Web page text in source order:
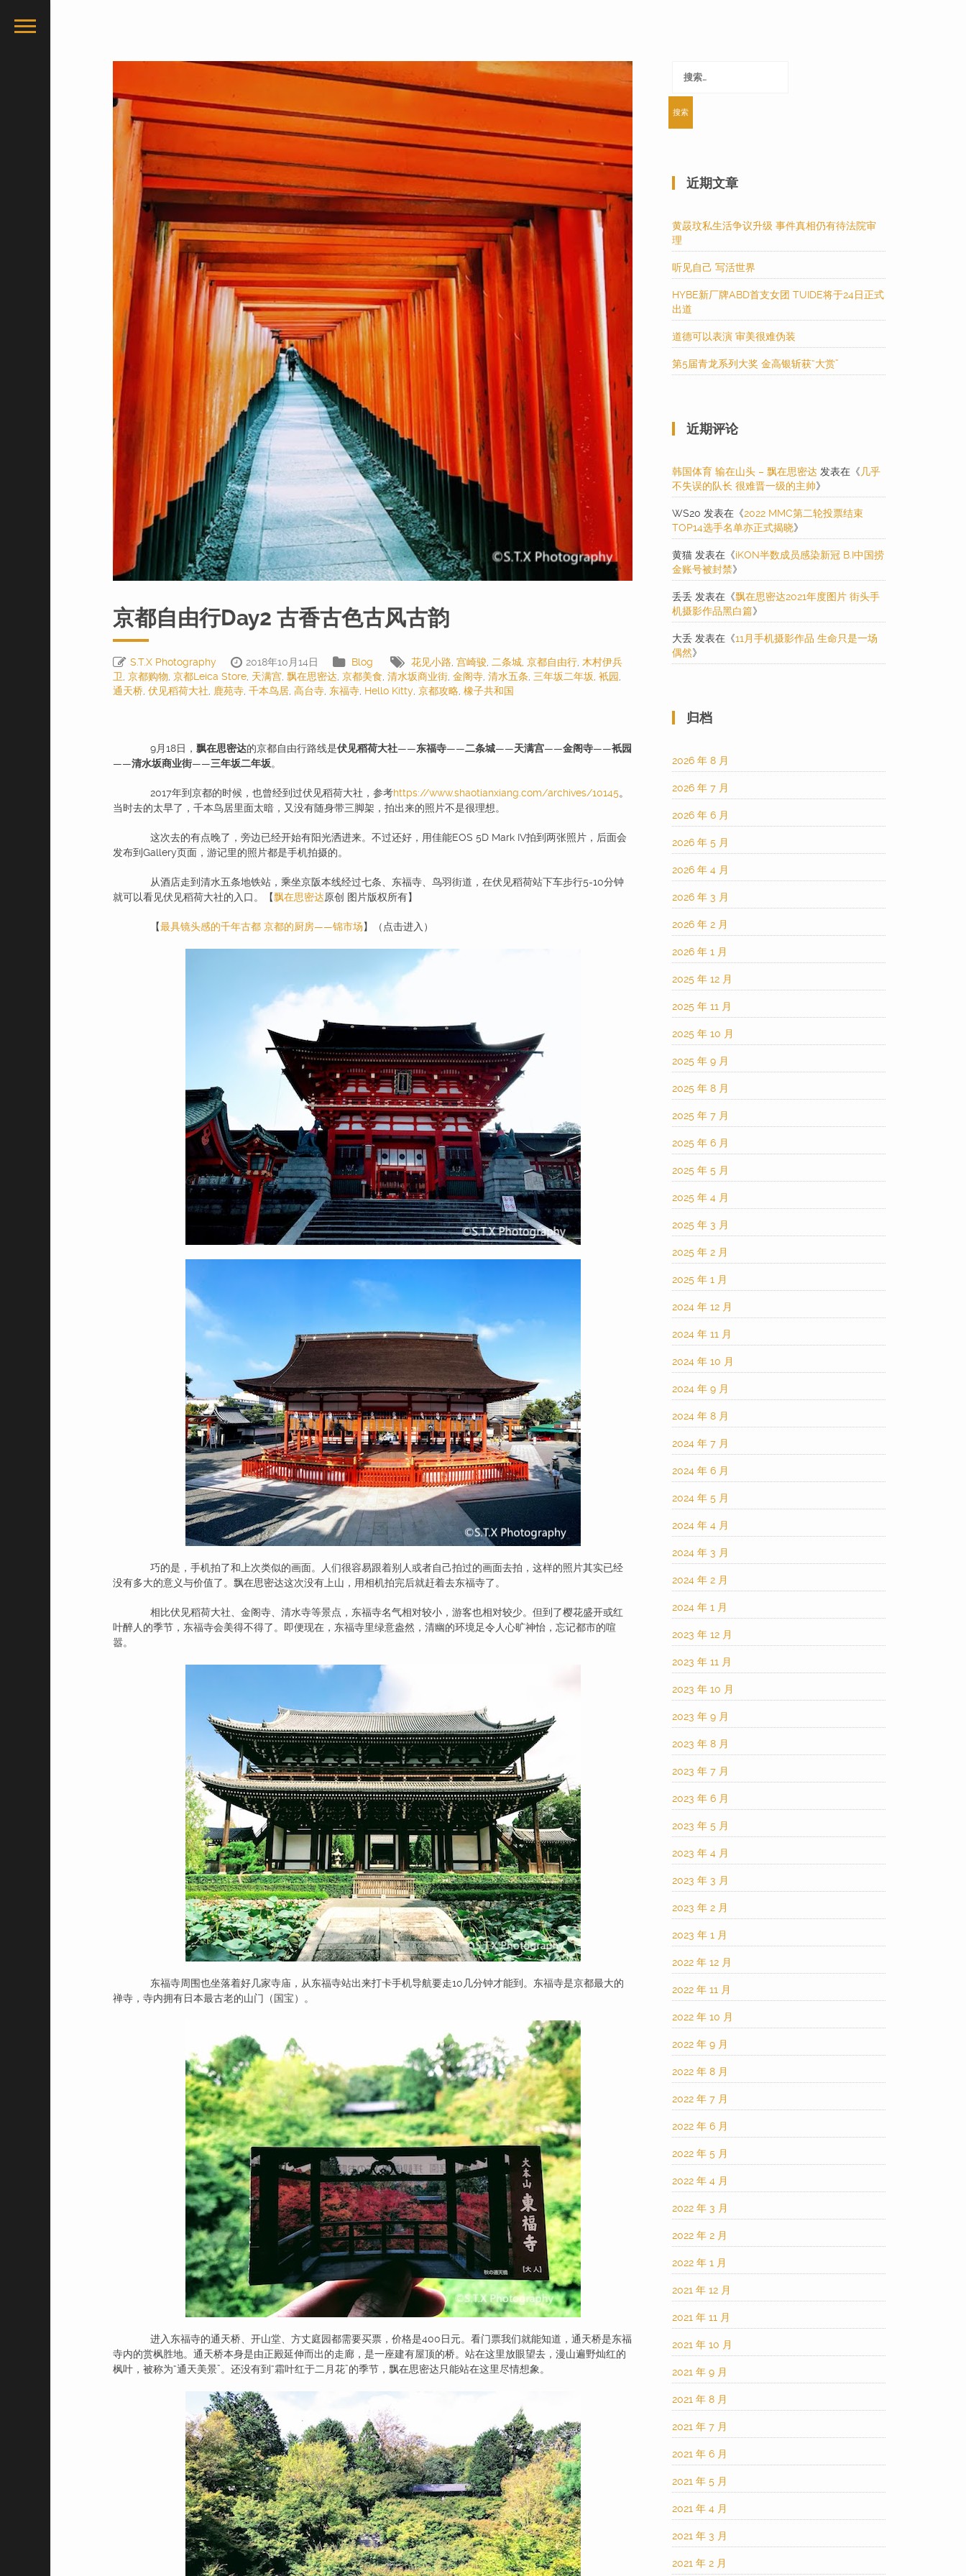
京都自由行Day2 古香古色古风古韵
S.T.X Photography 2018年10月14日 Blog 花见小路, 宫崎骏, 二条城, 京都自由行, 木村伊兵
卫, 京都购物, 京都Leica Store, 天满宫, 飘在思密达, 京都美食, 清水坂商业街, 金阁寺, 清水五条, 三年坂二年坂, 衹园,
通天桥, 伏见稻荷大社, 鹿苑寺, 千本鸟居, 高台寺, 东福寺, Hello Kitty, 京都攻略, 橡子共和国
9月18日， 飘在思密达的京都自由行路线是伏见稻荷大社——东福寺——二条城——天满宫——金阁寺——衹园
——清水坂商业街——三年坂二年坂。
2017年到京都的时候，也曾经到过伏见稻荷大社，参考https://www.shaotianxiang.com/archives/10145。
当时去的太早了，千本鸟居里面太暗，又没有随身带三脚架，拍出来的照片不是很理想。
这次去的有点晚了，旁边已经开始有阳光洒进来。不过还好，用佳能EOS 5D Mark IV拍到两张照片，后面会
发布到Gallery页面，游记里的照片都是手机拍摄的。
从酒店走到清水五条地铁站，乘坐京阪本线经过七条、东福寺、鸟羽街道，在伏见稻荷站下车步行5-10分钟
就可以看见伏见稻荷大社的入口。【飘在思密达原创 图片版权所有】
【最具镜头感的千年古都 京都的厨房——锦市场】（点击进入）
巧的是，手机拍了和上次类似的画面。人们很容易跟着别人或者自己拍过的画面去拍，这样的照片其实已经
没有多大的意义与价值了。飘在思密达这次没有上山，用相机拍完后就赶着去东福寺了。
相比伏见稻荷大社、金阁寺、清水寺等景点，东福寺名气相对较小，游客也相对较少。但到了樱花盛开或红
叶醉人的季节，东福寺会美得不得了。即便现在，东福寺里绿意盎然，清幽的环境足令人心旷神怡，忘记都市的喧
嚣。
东福寺周围也坐落着好几家寺庙，从东福寺站出来打卡手机导航要走10几分钟才能到。东福寺是京都最大的
禅寺，寺内拥有日本最古老的山门（国宝）。
进入东福寺的通天桥、开山堂、方丈庭园都需要买票，价格是400日元。看门票我们就能知道，通天桥是东福
寺内的赏枫胜地。通天桥本身是由正殿延伸而出的走廊，是一座建有屋顶的桥。站在这里放眼望去，漫山遍野灿红的
枫叶，被称为“通天美景”。还没有到“霜叶红于二月花”的季节，飘在思密达只能站在这里尽情想象。
索：
近期文章
黄晸玟私生活争议升级 事件真相仍有待法院审
理
听见自己 写活世界
HYBE新厂牌ABD首支女团 TUIDE将于24日正式
出道
道德可以表演 审美很难伪装
第5届青龙系列大奖 金高银斩获“大赏”
近期评论
韩国体育 输在山头 – 飘在思密达 发表在《 几乎
不失误的队长 很难晋一级的主帅》
WS20 发表在《2022 MMC第二轮投票结束
TOP14选手名单亦正式揭晓》
黄猫 发表在《iKON半数成员感染新冠 B.I中国捞
金账号被封禁》
丢丢 发表在《飘在思密达2021年度图片 街头手
机摄影作品黑白篇》
大丢 发表在《11月手机摄影作品 生命只是一场
偶然》
归档
2026 年 8 月
2026 年 7 月
2026 年 6 月
2026 年 5 月
2026 年 4 月
2026 年 3 月
2026 年 2 月
2026 年 1 月
2025 年 12 月
2025 年 11 月
2025 年 10 月
2025 年 9 月
2025 年 8 月
2025 年 7 月
2025 年 6 月
2025 年 5 月
2025 年 4 月
2025 年 3 月
2025 年 2 月
2025 年 1 月
2024 年 12 月
2024 年 11 月
2024 年 10 月
2024 年 9 月
2024 年 8 月
2024 年 7 月
2024 年 6 月
2024 年 5 月
2024 年 4 月
2024 年 3 月
2024 年 2 月
2024 年 1 月
2023 年 12 月
2023 年 11 月
2023 年 10 月
2023 年 9 月
2023 年 8 月
2023 年 7 月
2023 年 6 月
2023 年 5 月
2023 年 4 月
2023 年 3 月
2023 年 2 月
2023 年 1 月
2022 年 12 月
2022 年 11 月
2022 年 10 月
2022 年 9 月
2022 年 8 月
2022 年 7 月
2022 年 6 月
2022 年 5 月
2022 年 4 月
2022 年 3 月
2022 年 2 月
2022 年 1 月
2021 年 12 月
2021 年 11 月
2021 年 10 月
2021 年 9 月
2021 年 8 月
2021 年 7 月
2021 年 6 月
2021 年 5 月
2021 年 4 月
2021 年 3 月
2021 年 2 月